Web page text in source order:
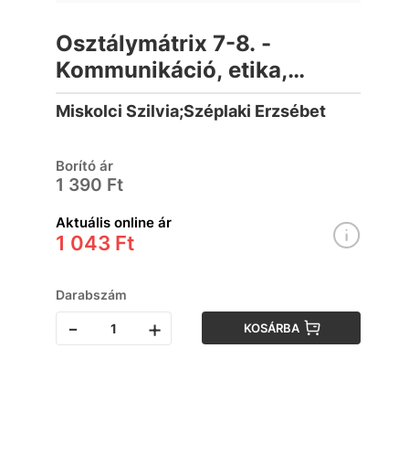
Osztálymátrix 7-8. -
Kommunikáció, etika,
etikett, gazdaság, életpálya
feladatgyűjtemény
Miskolci Szilvia;Széplaki Erzsébet
Borító ár
1 390 Ft
Aktuális online ár
1 043 Ft
Darabszám
- + KOSÁRBA